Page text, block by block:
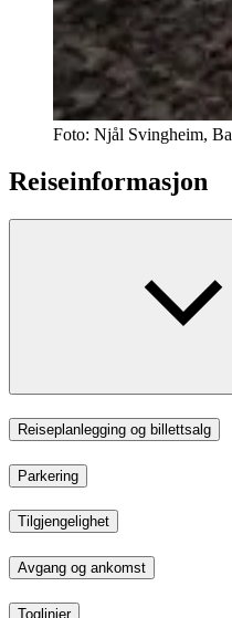
Foto: Njål Svingheim,
Reiseinformasjon
Reiseplanlegging og billettsalg
Parkering
Tilgjengelighet
Avgang og ankomst
Toglinjer